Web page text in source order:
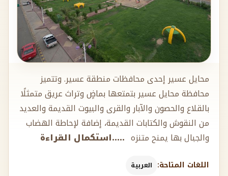
محايل عسير إحدى محافظات منطقة عسير. وتتميز
محافظة محايل عسير بتمتعها بماضٍ وتراث عريق متمثلًا
بالقلاع والحصون والآبار والقرى والبيوت القديمة والعديد
من النقوش والكتابات القديمة، إضافة لإحاطة الهضاب
والجبال بها يمنح متنزه .....استكمال القراءة
اللغات المتاحة: العربية